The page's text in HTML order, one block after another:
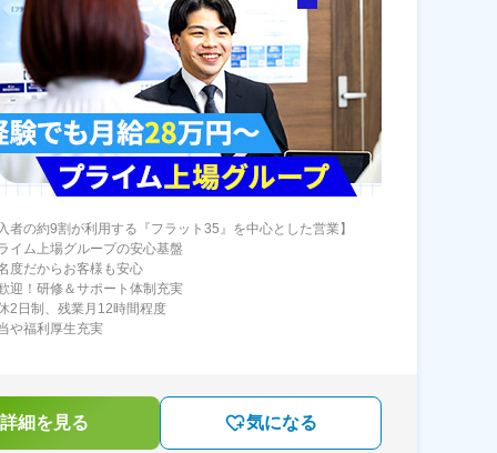
者の約9割が利用する『フラット35』を中心とした営業】
イム上場グループの安心基盤
度だからお客様も安心
迎！研修＆サポート体制充実
2日制、残業月12時間程度
や福利厚生充実
細を見る 気になる